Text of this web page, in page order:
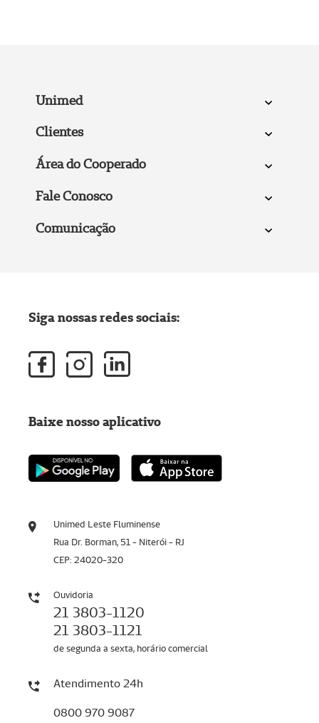
Unimed
Clientes
Área do Cooperado
Fale Conosco
Comunicação
Unimed Leste Fluminense
Rua Dr. Borman, 51 - Niterói - RJ
CEP: 24020-320
Ouvidoria
21 3803-1120
21 3803-1121
de segunda a sexta, horário comercial
Atendimento 24h
0800 970 9087
Siga nossas redes sociais:
Baixe nosso aplicativo